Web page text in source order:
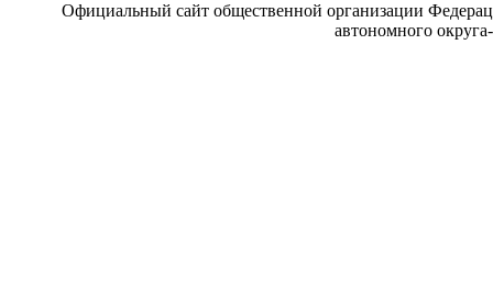
Официальный сайт общественной организации
автономного